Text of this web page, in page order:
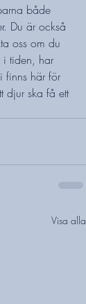
både
Du är också
oss om du
i tiden, har
finns här för
djur ska få ett
Visa alla